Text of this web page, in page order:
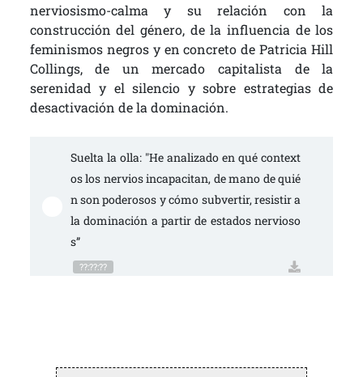
nerviosismo-calma y su relación con la
construcción del género, de la influencia de los
feminismos negros y en concreto de Patricia Hill
Collings, de un mercado capitalista de la
serenidad y el silencio y sobre estrategias de
desactivación de la dominación.
Suelta la olla: "He analizado en qué context
os los nervios incapacitan, de mano de quié
n son poderosos y cómo subvertir, resistir a
la dominación a partir de estados nervioso
s”
??:??:??